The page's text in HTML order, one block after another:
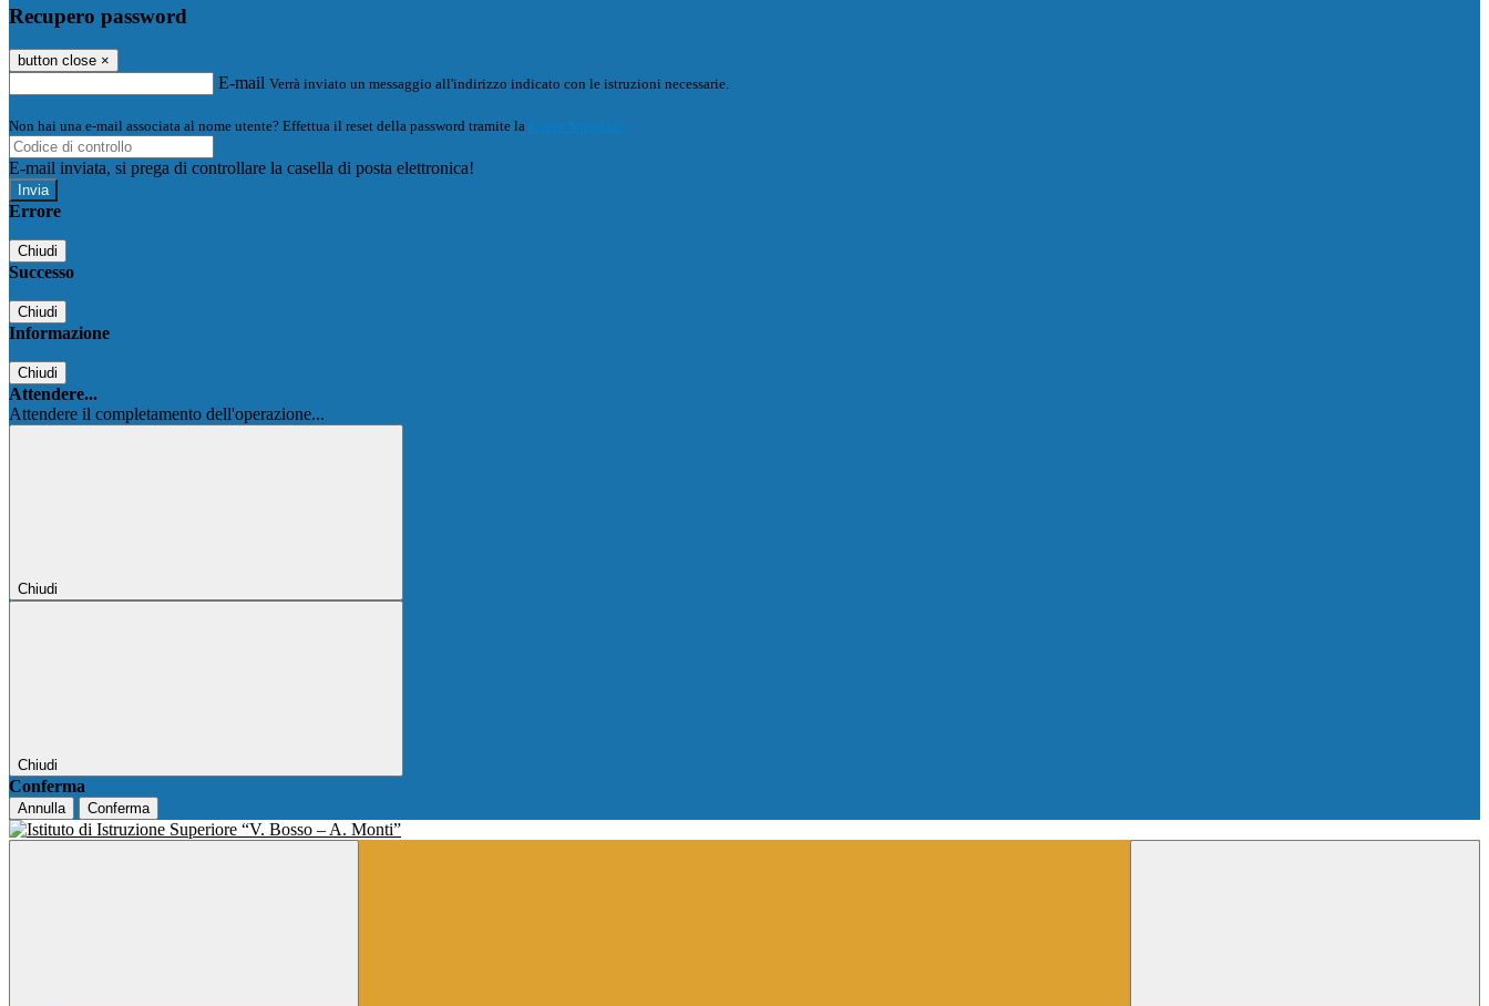
Recupero password
button close ×
E-mail Verrà inviato un messaggio all'indirizzo indicato con le istruzioni necessarie.
Non hai una e-mail associata al nome utente? Effettua il reset della password tramite la Login Spaggiari
E-mail inviata, si prega di controllare la casella di posta elettronica!
Errore
Chiudi
Successo
Chiudi
Informazione
Chiudi
Attendere...
Attendere il completamento dell'operazione...
Chiudi
Chiudi
Conferma
Annulla Conferma